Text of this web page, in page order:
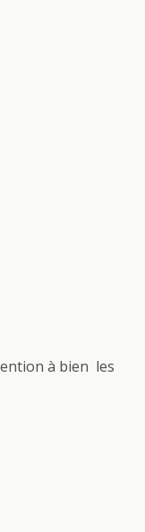
à bien les